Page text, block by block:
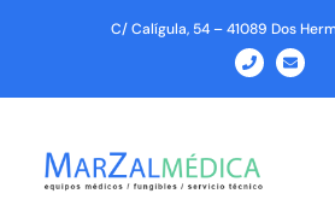
C/ Calígula, 54 – 41089 Dos
P
h
o
n
E
n
v
e